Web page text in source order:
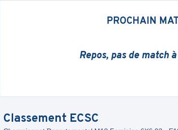
PROCHAIN
Repos, pas de match
Classement ECSC